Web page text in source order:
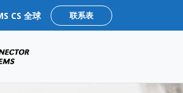
CS 全球 联系表